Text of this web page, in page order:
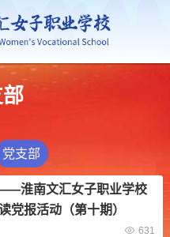
党支部
淮南文汇女子职业学校
党报活动（第十期）
631